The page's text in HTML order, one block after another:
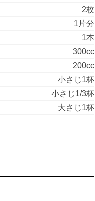
2枚
1片分
1本
300cc
200cc
小さじ1杯
小さじ1/3杯
大さじ1杯